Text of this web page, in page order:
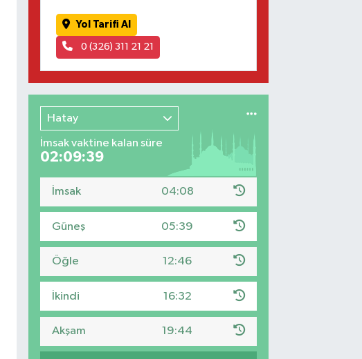
Yol Tarifi Al
0 (326) 311 21 21
Hatay
İmsak vaktine kalan süre
02:09:38
İmsak 04:08
Güneş 05:39
Öğle 12:46
İkindi 16:32
Akşam 19:44